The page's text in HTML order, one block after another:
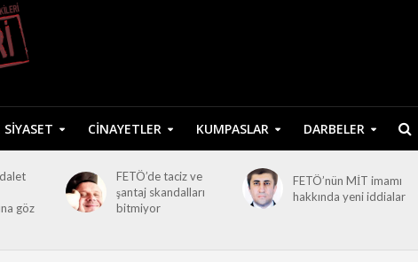
CINAYETLER KUMPASLAR DARBELER
göz
FETÖ’de taciz ve
şantaj skandalları
bitmiyor
FETÖ’nün MİT imamı
hakkında yeni iddialar